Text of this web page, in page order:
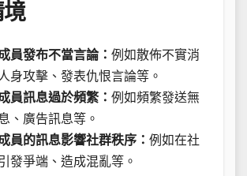
員發布不當言論： 例如散佈不實消
身攻擊、發表仇恨言論等。
員訊息過於頻繁： 例如頻繁發送無
、廣告訊息等。
員的訊息影響社群秩序： 例如在社
發爭端、造成混亂等。